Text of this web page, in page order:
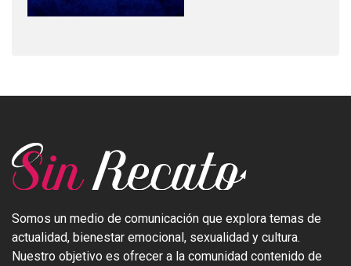
Somos un medio de comunicación que explora temas de
actualidad, bienestar emocional, sexualidad y cultura.
Nuestro objetivo es ofrecer a la comunidad contenido de